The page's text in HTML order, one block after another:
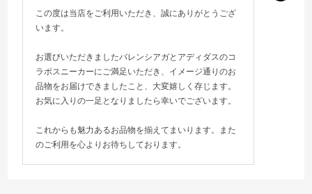
この度は当店をご利用いただき、誠にありがとうござ
います。
お選びいただきましたバレンシアガとアディダスのコ
ラボスニーカーにご満足いただき、イメージ通りのお
品物をお届けできましたこと、大変嬉しく存じます。
お気に入りの一足となりましたら幸いでございます。
これからも魅力あるお品物を揃えてまいります。また
のご利用を心よりお待ちしております。